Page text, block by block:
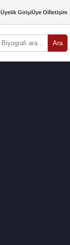
Üyelik GirişiÜye Olİletişim
Ara